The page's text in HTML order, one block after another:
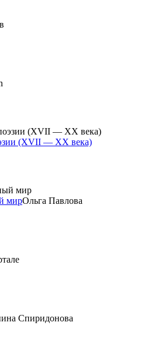
(XVII — XX века)
мирОльга Павлова
Спиридонова